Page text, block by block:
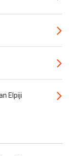
Elpiji